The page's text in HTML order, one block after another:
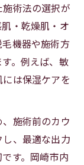
術法の選択が
・乾燥肌・オ
機器や施術方
。例えば、敏
は保湿ケアを
施術前のカウ
、最適な出力
す。岡崎市内